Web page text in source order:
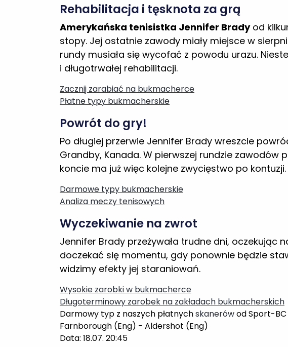
Zacznij zarabiać na bukmacherce
Płatne typy bukmacherskie
Powrót do gry!
Po długiej przerwie Jennifer Brady wreszcie
koncie ma już więc kolejne zwycięstwo po kontuzji.
Analiza meczy tenisowych
Wyczekiwanie na zwrot
Jennifer Brady przeżywała trudne dni, oczekując
widzimy efekty jej staraniowań.
Długoterminowy zarobek na zakładach bukmacherskich
Darmowy typ z naszych płatnychskanerówod Sport-BC
Farnborough (Eng) - Aldershot (Eng)
Data: 18.07. 20:45
Typ: Under 2.5
Kurs: 2.43
Sport: soccer
Kurs pobrany z STS
Przewaga nad bukmacherem: 10.86%
Kurs może ulec zmianie, grając